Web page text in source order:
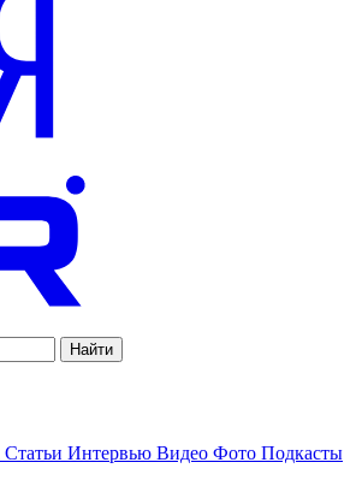
Найти
Статьи Интервью Видео Фото Подкасты